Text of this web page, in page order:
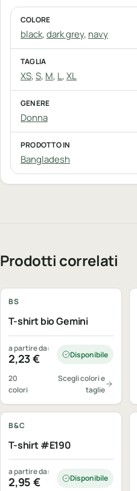
COLORE
black,dark grey, navy
TAGLIA
XS,S, M, L,XL
GENERE
Donna
PRODOTTO IN
Bangladesh
Prodotti correlati
BS
T-shirt bio Gemini
a partire da:
2,23€ Disponibile
20
colori
Scegli colori e
taglie
B&C
T-shirt #E190
a partire da:
2,95€ Disponibile